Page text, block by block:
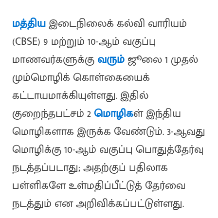
மத்தியஇடைநிலைக் கல்வி வாரியம்
(CBSE) 9 மற்றும் 10-ஆம் வகுப்பு
மாணவர்களுக்குவரும்ஜூலை 1 முதல்
மும்மொழிக் கொள்கையைக்
கட்டாயமாக்கியுள்ளது. இதில்
குறைந்தபட்சம் 2மொழிகள் இந்திய
மொழிகளாக இருக்க வேண்டும். 3-ஆவது
மொழிக்கு 10-ஆம் வகுப்பு பொதுத்தேர்வு
நடத்தப்படாது; அதற்குப் பதிலாக
பள்ளிகளே உள்மதிப்பீட்டுத் தேர்வை
நடத்தும் என அறிவிக்கப்பட்டுள்ளது.